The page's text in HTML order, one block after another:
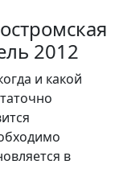
2012
и какой
в